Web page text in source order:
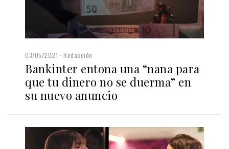
03/05/2021 Redacción
Bankinter entona una “nana para
que tu dinero no se duerma” en
su nuevo anuncio